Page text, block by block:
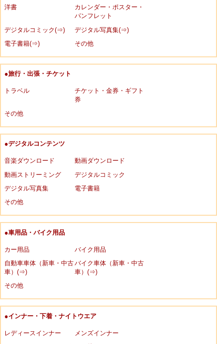
洋書
カレンダー・ポスター・
パンフレット
デジタルコミック(⇒)
デジタル写真集(⇒)
電子書籍(⇒)
その他
●旅行・出張・チケット
トラベル
チケット・金券・ギフト
券
その他
●デジタルコンテンツ
音楽ダウンロード
動画ダウンロード
動画ストリーミング
デジタルコミック
デジタル写真集
電子書籍
その他
●車用品・バイク用品
カー用品
バイク用品
自動車車体（新車・中古
車）(⇒)
バイク車体（新車・中古
車）(⇒)
その他
●インナー・下着・ナイトウエア
レディースインナー
メンズインナー